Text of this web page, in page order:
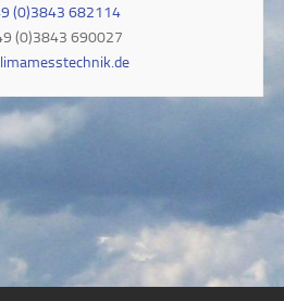
(0)3843 682114
(0)3843 690027